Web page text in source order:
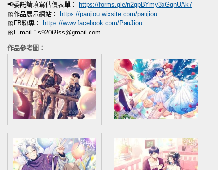
📢委託請填寫估價表單：
https://forms.gle/n2gpBYmy3xGqnUAk7
🎀作品展示網站：
https://paujiou.wixsite.com/paujiou
🎀FB粉專：
https://www.facebook.com/PauJiou
🎀E-mail： s92069ss@gmail.com
作品參考圖：